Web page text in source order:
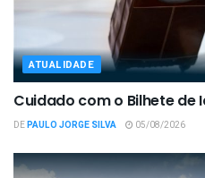
ATUALIDADE
Cuidado com o Bilhete
DEPAULO JORGE SILVA 05/08/2026